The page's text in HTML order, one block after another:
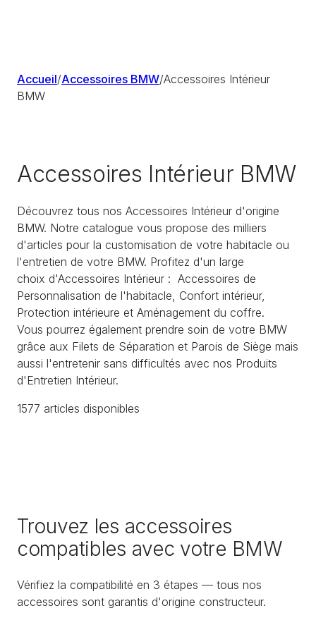
Accueil/Accessoires BMW/Accessoires Intérieur
BMW
Accessoires Intérieur BMW
Découvrez tous nos Accessoires Intérieur d'origine
BMW. Notre catalogue vous propose des milliers
d'articles pour la customisation de votre habitacle ou
l'entretien de votre BMW. Profitez d'un large
choix d'Accessoires Intérieur : Accessoires de
Personnalisation de l'habitacle, Confort intérieur,
Protection intérieure et Aménagement du coffre.
Vous pourrez également prendre soin de votre BMW
grâce aux Filets de Séparation et Parois de Siège mais
aussi l'entretenir sans difficultés avec nos Produits
d'Entretien Intérieur.
1577 articles disponibles
Trouvez les accessoires
compatibles avec votre BMW
Vérifiez la compatibilité en 3 étapes — tous nos
accessoires sont garantis d'origine constructeur.